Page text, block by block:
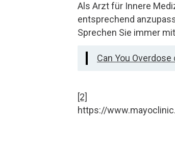
Als Arzt für Innere
entsprechend
Sprechen Sie immer
Can You
[2]
https://